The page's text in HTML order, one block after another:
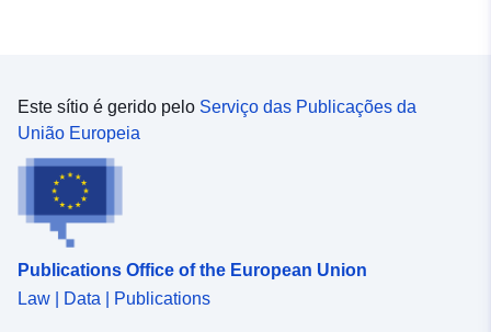
Este sítio é gerido pelo Serviço das Publicações da
União Europeia
Publications Office of the European Union
Law | Data | Publications